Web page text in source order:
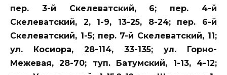
пер. 3-й Скелеватский, 6; пер. 4-й
Скелеватский, 2, 1-9, 13-25, 8-24; пер. 6-й
Скелеватский, 1-5; пер. 7-й Скелеватский, 11;
ул. Косиора, 28-114, 33-135; ул. Горно-
Межевая, 28-70; туп. Батумский, 1-13, 4-12;